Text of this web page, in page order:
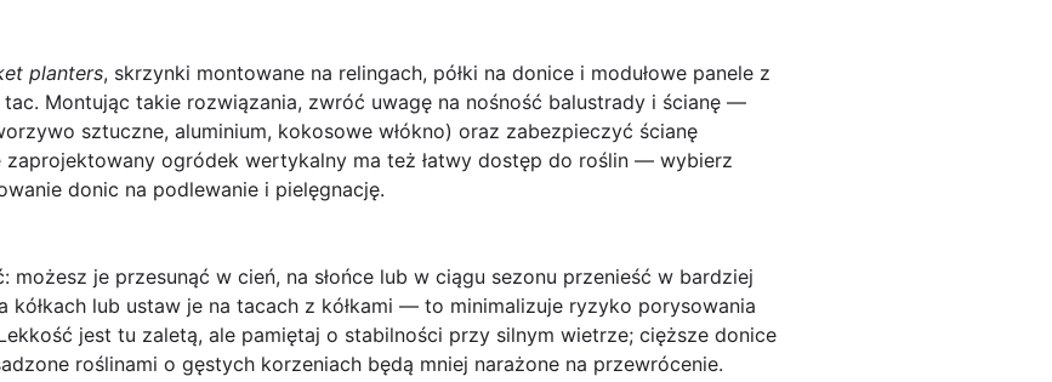
planters, skrzynki montowane na relingach, półki na donice i modułowe panele z
Montując takie rozwiązania, zwróć uwagę na nośność balustrady i ścianę —
sztuczne, aluminium, kokosowe włókno) oraz zabezpieczyć ścianę
ogródek wertykalny ma też łatwy dostęp do roślin — wybierz
donic na podlewanie i pielęgnację.
możesz je przesunąć w cień, na słońce lub w ciągu sezonu przenieść w bardziej
kółkach lub ustaw je na tacach z kółkami — to minimalizuje ryzyko porysowania
jest tu zaletą, ale pamiętaj o stabilności przy silnym wietrze; cięższe donice
roślinami o gęstych korzeniach będą mniej narażone na przewrócenie.